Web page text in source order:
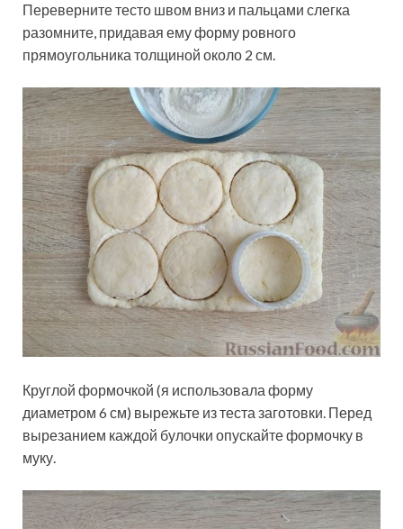
Переверните тесто швом вниз и пальцами слегка
разомните, придавая ему форму ровного
прямоугольника толщиной около 2 см.
Круглой формочкой (я использовала форму
диаметром 6 см) вырежьте из теста заготовки. Перед
вырезанием каждой булочки опускайте формочку в
муку.